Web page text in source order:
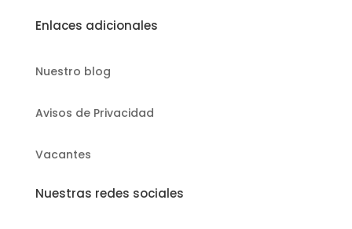
Enlaces adicionales
Nuestro blog
Avisos de Privacidad
Vacantes
Nuestras redes sociales